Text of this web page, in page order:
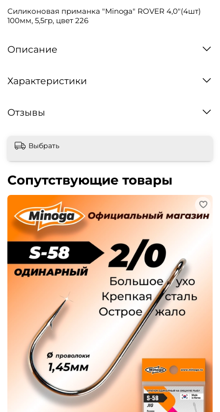
Силиконовая приманка "Minoga" ROVER 4,0"(4шт)
100мм, 5,5гр, цвет 226
Описание
Характеристики
Отзывы
Выбрать
Сопутствующие товары